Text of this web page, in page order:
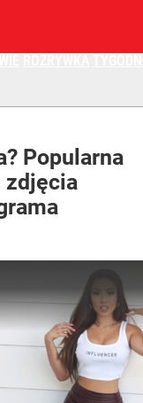
Popularna
zdjęcia